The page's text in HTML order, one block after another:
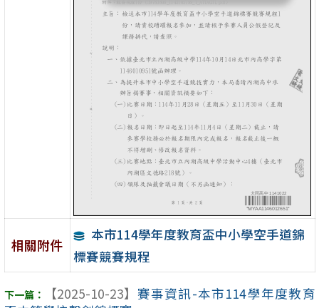
相關附件
本市114學年度教育盃中小學空手道錦
標賽競賽規程
【2025-10-23】 賽事資訊-本市114學年度教育